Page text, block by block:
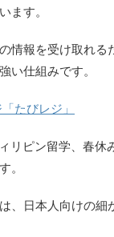
ます。
情報を受け取れ
い仕組みです。
たびレジ」
リピン留学、春
。
、日本人向けの細